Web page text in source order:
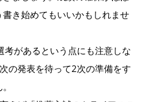
き始めてもいいかもしれませ
があるという点にも注意しな
の発表を待って2次の準備をす